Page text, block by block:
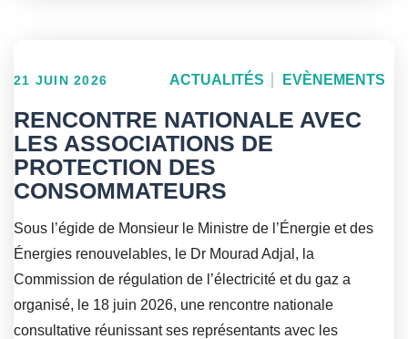
21 JUIN 2026 ACTUALITÉS EVÈNEMENTS
RENCONTRE NATIONALE AVEC
LES ASSOCIATIONS DE
PROTECTION DES
CONSOMMATEURS
Sous l’égide de Monsieur le Ministre de l’Énergie et des
Énergies renouvelables, le Dr Mourad Adjal, la
Commission de régulation de l’électricité et du gaz a
organisé, le 18 juin 2026, une rencontre nationale
consultative réunissant ses représentants avec les